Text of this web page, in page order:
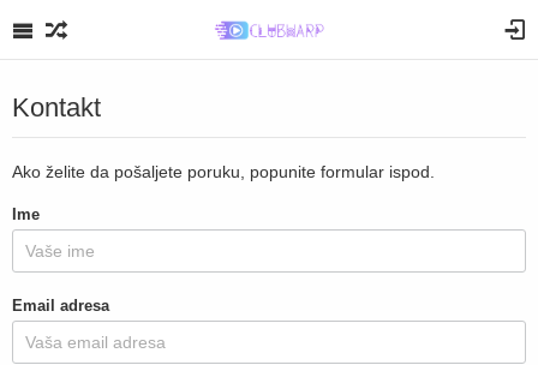
Kontakt
Ako želite da pošaljete poruku, popunite formular ispod.
Ime
Email adresa